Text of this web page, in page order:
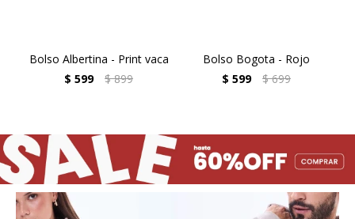
Bolso Albertina - Print vaca
$ 599 $ 899
Bolso Bogota - Rojo
$ 599 $ 699